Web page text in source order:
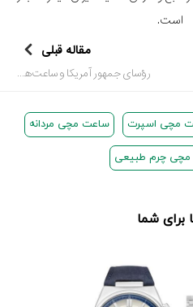
است.
مقاله قبلی
رؤسای جمهور آمریکا و ساعت‌هایشان
مچی اسپرت ساعت مچی مردانه
چرم طبیعی
برای شما